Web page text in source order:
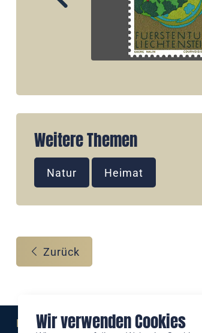
Wir verwenden Cookies
Weitere Themen
Natur Heimat
Zurück
Eine Marke der